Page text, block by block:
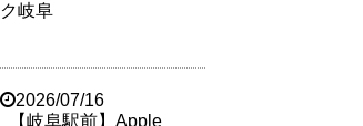
ク岐阜
2026/07/16
【岐阜駅前】Apple